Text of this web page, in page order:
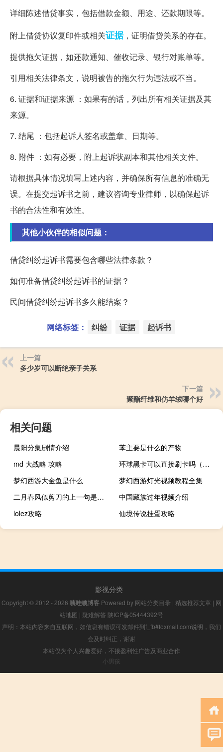
详细陈述借贷事实，包括借款金额、用途、还款期限等。
附上借贷协议复印件或相关证据，证明借贷关系的存在。
提供拖欠证据，如还款通知、催收记录、银行对账单等。
引用相关法律条文，说明被告的拖欠行为违法或不当。
6. 证据和证据来源 ：如果有的话，列出所有相关证据及其
来源。
7. 结尾 ：包括起诉人签名或盖章、日期等。
8. 附件 ：如有必要，附上起诉状副本和其他相关文件。
请根据具体情况填写上述内容，并确保所有信息的准确无
误。在提交起诉书之前，建议咨询专业律师，以确保起诉
书的合法性和有效性。
其他小伙伴的相似问题：
借贷纠纷起诉书需要包含哪些法律条款？
如何准备借贷纠纷起诉书的证据？
民间借贷纠纷起诉书多久能结案？
网络标签： 纠纷 证据 起诉书
上一篇
多少岁可以断绝亲子关系
下一篇
聚酯纤维和仿羊绒哪个好
相关问题
晨阳分集剧情介绍
苯主要是什么的产物
md 大战略 攻略
环球黑卡可以直接刷卡吗（环球黑卡可以贷款吗）
梦幻西游大金鱼是什么
梦幻西游灯光视频教程全集
二月春风似剪刀的上一句是什么
中国藏族过年视频介绍
lolez攻略
仙境传说挂蛋攻略
影视分类
Copyright © 2012 - 2026 咦哇噢博客 Powered by 网站分类目录 | 精选推荐文章 | 网
站地图 | 疑难解答 陕ICP备05444392号
声明：本站内容来自互联网，如信息有错误可发邮件到f_fb#foxmail.com说明，我们
会及时纠正，谢谢
本站仅为个人兴趣爱好，不接盈利性广告及商业合作
小男孩